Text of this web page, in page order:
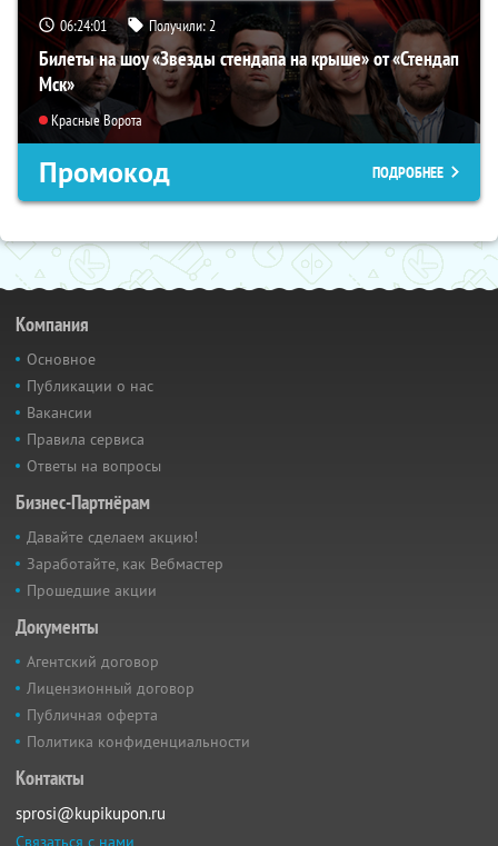
06:24:00 Получили:2
Билеты на шоу «Звезды стендапа на крыше» от «Стендап
Мск»
Красные Ворота
Промокод ПОДРОБНЕЕ
Компания
Основное
Публикации о нас
Вакансии
Правила сервиса
Ответы на вопросы
Бизнес-Партнёрам
Давайте сделаем акцию!
Заработайте, как Вебмастер
Прошедшие акции
Документы
Агентский договор
Лицензионный договор
Публичная оферта
Политика конфиденциальности
Контакты
sprosi@kupikupon.ru
Связаться с нами